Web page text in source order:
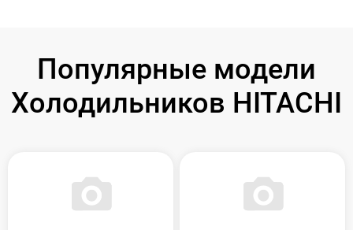
Популярные модели
Холодильников HITACHI